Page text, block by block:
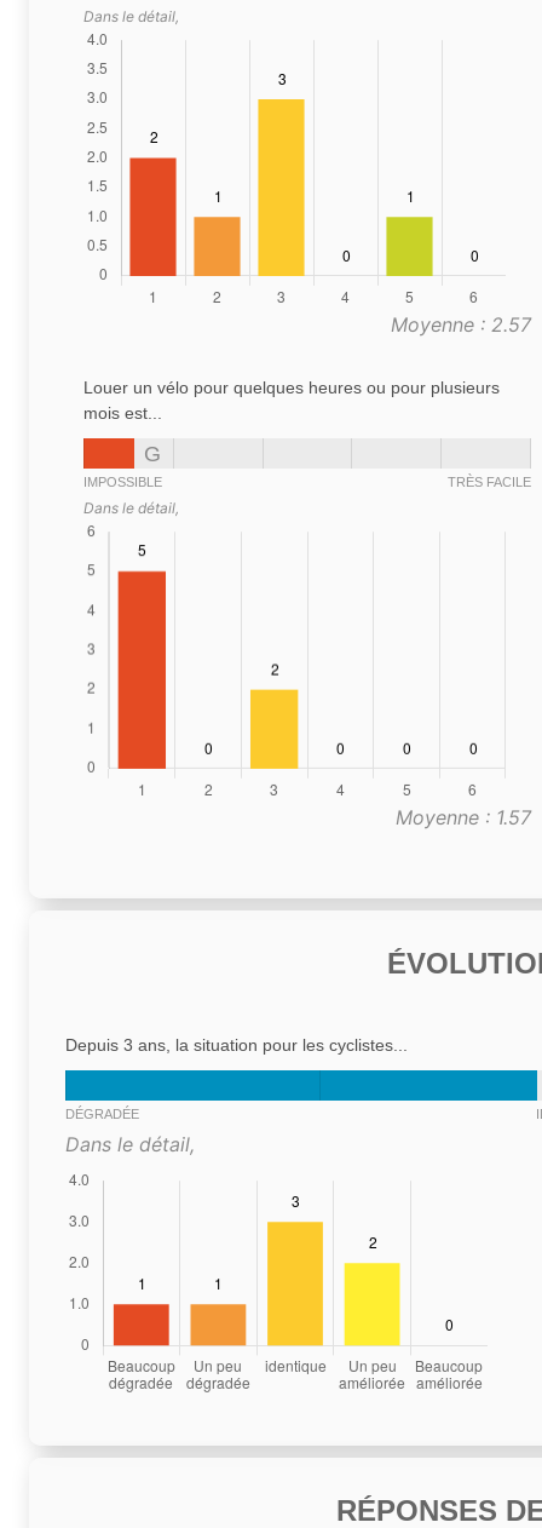
Dans le détail,
Moyenne : 2.57
Louer un vélo pour quelques heures ou pour plusieurs
mois est...
G
IMPOSSIBLE TRÈS FACILE
Dans le détail,
Moyenne : 1.57
Depuis 3 ans, la situation pour les cyclistes...
DÉGRADÉE
Dans le détail,
RÉPONSES